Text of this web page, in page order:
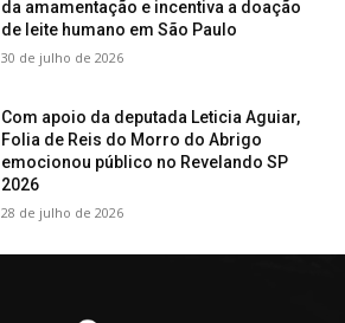
da amamentação e incentiva a doação
de leite humano em São Paulo
30 de julho de 2026
Com apoio da deputada Leticia Aguiar,
Folia de Reis do Morro do Abrigo
emocionou público no Revelando SP
2026
28 de julho de 2026